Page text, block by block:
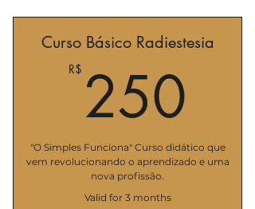
Curso Básico Radiestesia
R$ 250
"O Simples Funciona" Curso didático que
vem revolucionando o aprendizado e uma
nova profissão.
Valid for 3 months